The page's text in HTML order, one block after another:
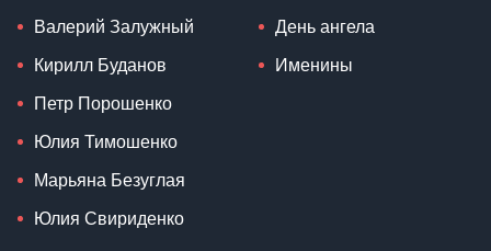
Валерий Залужный
Кирилл Буданов
Петр Порошенко
Юлия Тимошенко
Марьяна Безуглая
Юлия Свириденко
День ангела
Именины